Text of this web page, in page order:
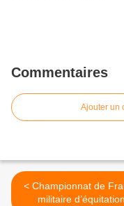
Commentaires
Ajouter un
< Championnat de France
militaire d’équitation